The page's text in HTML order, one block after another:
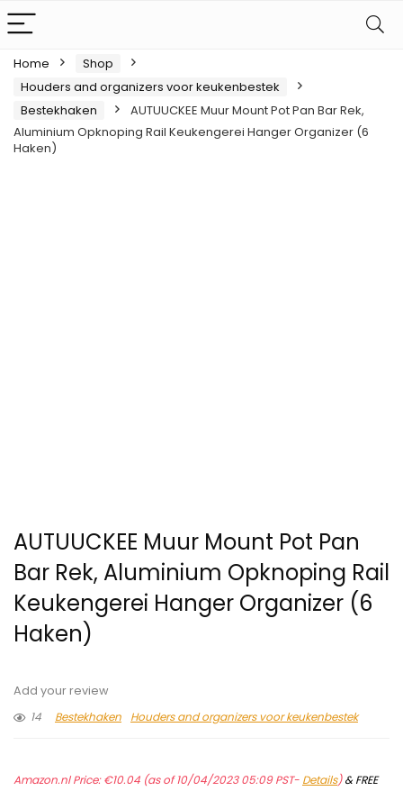
Home
Shop
Houders and organizers voor keukenbestek
Bestekhaken
AUTUUCKEE Muur Mount Pot Pan Bar Rek,
Aluminium Opknoping Rail Keukengerei Hanger Organizer (6
Haken)
AUTUUCKEE Muur Mount Pot Pan
Bar Rek, Aluminium Opknoping Rail
Keukengerei Hanger Organizer (6
Haken)
Add your review
14
Bestekhaken Houders and organizers voor keukenbestek
Amazon.nl Price:€10.04 (as of 10/04/2023 05:09 PST- Details)&FREE